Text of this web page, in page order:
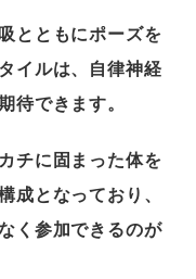
とともにポーズを
イルは、自律神経
待できます。
チに固まった体を
成となっており、
く参加できるのが